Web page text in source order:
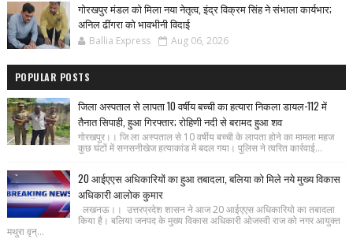
गोरखपुर मंडल को मिला नया नेतृत्व, इंद्र विक्रम सिंह ने संभाला कार्यभार;
अनिल ढींगरा को भावभीनी विदाई
Ballia Express Aug 06, 2026
POPULAR POSTS
जिला अस्पताल से लापता 10 वर्षीय बच्ची का हत्यारा निकला डायल-112 में
तैनात सिपाही, हुआ गिरफ्तार; रोहिणी नदी से बरामद हुआ शव
गोरखपुर।। जि ला अस्पताल से 10 वर्षीय बच्ची के लापता होने का मामला महज
कुछ घंटों में सनसनीखेज हत्याकांड में बदल गया। पुलिस ने त्वरित कार्रवाई...
20 आईएएस अधिकारियों का हुआ तबादला, बलिया को मिले नये मुख्य विकास
अधिकारी आलोक कुमार
लखनऊ।। उत्तरप्रदेश शासन ने आज 20 आईएएस अधिकारियो का तबादला
किया है। बलिया जनपद के मुख्य विकास अधिकारी ओजस्वी राज को नगर आयुक्त
मथुरा वृन्...